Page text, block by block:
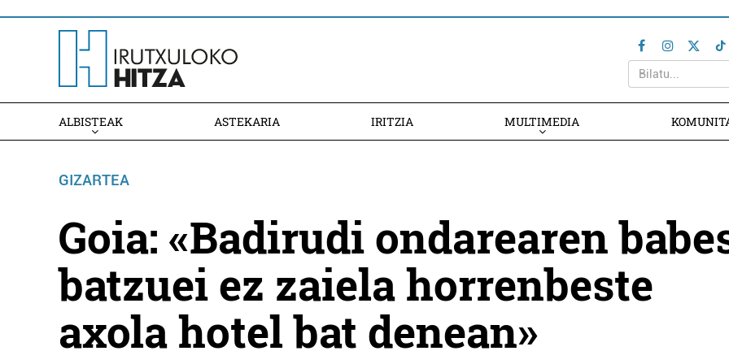
ALBISTEAK ASTEKARIA IRITZIA MULTIMEDIA
GIZARTEA
Goia: «Badirudi ondarearen
batzuei ez zaiela horrenbeste
axola hotel bat denean»